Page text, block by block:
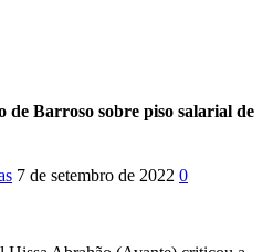
de Barroso sobre piso salarial de
7 de setembro de 2022 0